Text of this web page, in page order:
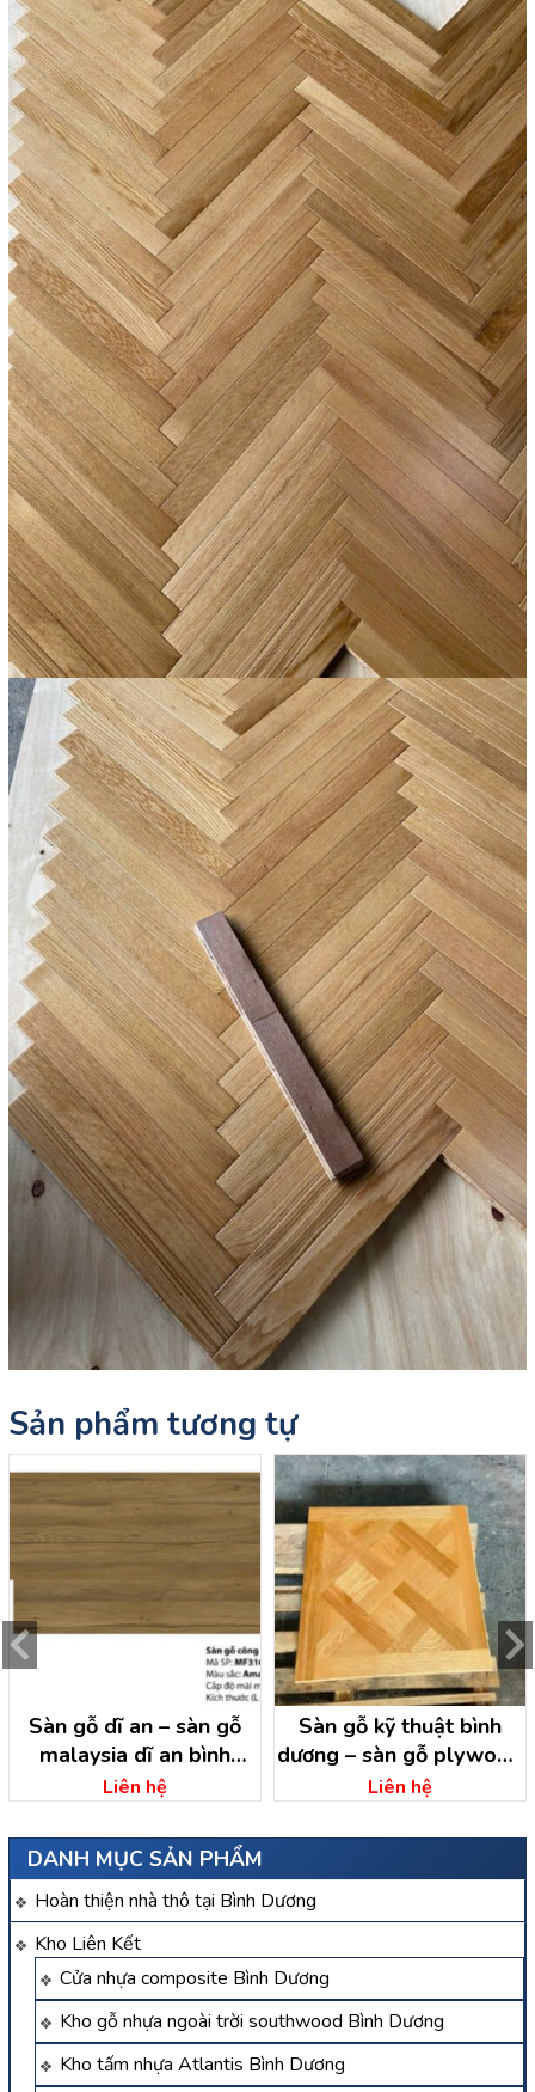
DANH MỤC SẢN PHẨM
Hoàn thiện nhà thô tại Bình Dương
Kho Liên Kết
Cửa nhựa composite Bình Dương
Kho gỗ nhựa ngoài trời southwood Bình Dương
Kho tấm nhựa Atlantis Bình Dương
Sản phẩm tương tự
Sàn gỗ dĩ an – sàn gỗ
malaysia dĩ an bình
dương
Liên hệ
Sàn gỗ kỹ thuật bình
dương – sàn gỗ plywood
ở tại bình dương
Liên hệ